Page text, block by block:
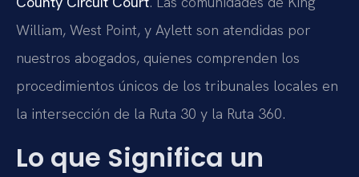
William, West Point, y Aylett son atendidas por
nuestros abogados, quienes comprenden los
procedimientos únicos de los tribunales locales en
la intersección de la Ruta 30 y la Ruta 360.
Lo que Significa un